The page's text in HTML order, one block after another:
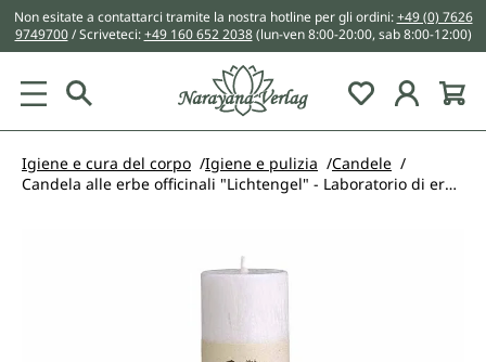
principale
Non esitate a contattarci tramite la nostra hotline per gli ordini:+49 (0) 7626
9749700/ Scriveteci:+49 160 652 2038 (lun-ven 8:00-20:00, sab 8:00-12:00)
You have 0
Igiene e cura del corpo Igiene e pulizia
Candele
Candela alle erbe officinali "Lichtengel" - Laboratorio di erbe dell'Allgäu